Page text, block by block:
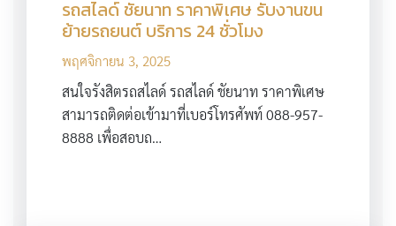
รถสไลด์ ชัยนาท ราคาพิเศษ รับงานขน
ย้ายรถยนต์ บริการ 24 ชั่วโมง
พฤศจิกายน 3, 2025
สนใจรังสิตรถสไลด์ รถสไลด์ ชัยนาท ราคาพิเศษ
สามารถติดต่อเข้ามาที่เบอร์โทรศัพท์ 088-957-
8888 เพื่อสอบถ…